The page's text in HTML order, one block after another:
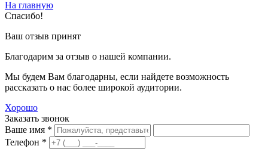
На главную
Спасибо!
Ваш отзыв принят
Благодарим за отзыв о нашей компании.
Мы будем Вам благодарны, если найдете возможность
рассказать о нас более широкой аудитории.
Хорошо
Заказать звонок
Ваше имя *
Телефон *